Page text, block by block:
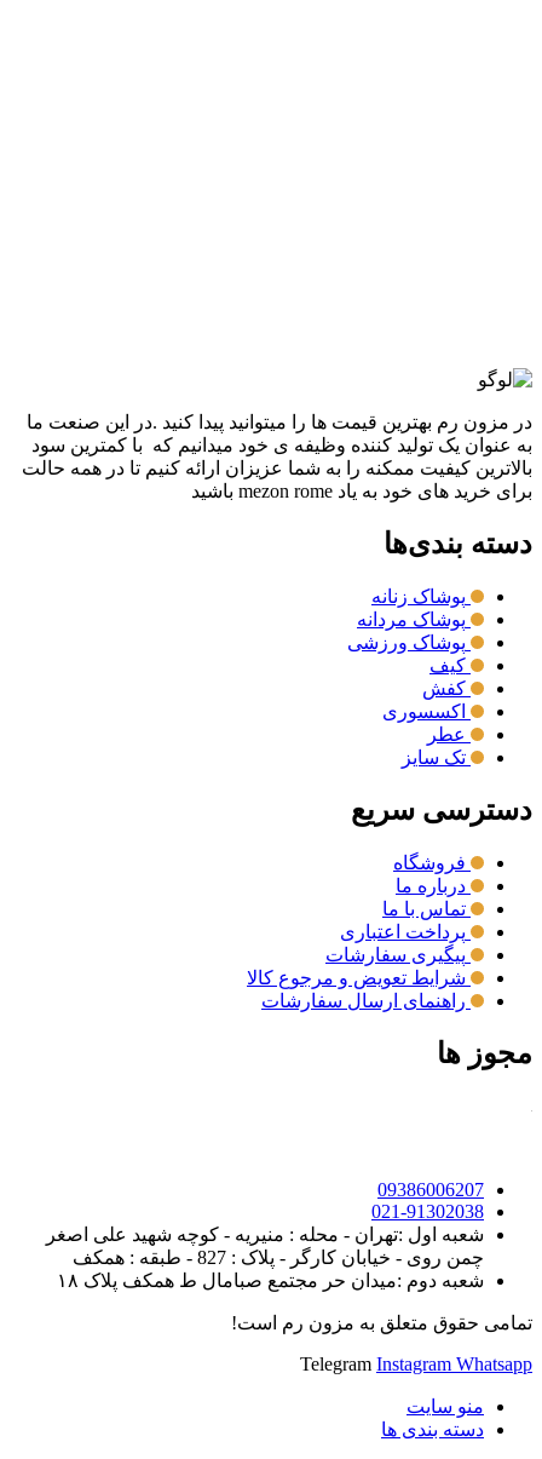
در مزون رم بهترین قیمت ها را میتوانید پیدا کنید .در این صنعت ما
به عنوان یک تولید کننده وظیفه ی خود میدانیم که با کمترین سود
بالاترین کیفیت ممکنه را به شما عزیزان ارائه کنیم تا در همه حالت
برای خرید های خود به یاد mezon rome باشید
دسته بندی‌ها
پوشاک زنانه
پوشاک مردانه
پوشاک ورزشی
کیف
کفش
اکسسوری
عطر
تک سایز
دسترسی سریع
فروشگاه
درباره ما
تماس با ما
پرداخت اعتباری
پیگیری سفارشات
شرایط تعویض و مرجوع کالا
راهنمای ارسال سفارشات
مجوز ها
09386006207
021-91302038
شعبه اول :تهران - محله : منیریه - کوچه شهید علی اصغر
چمن روی - خیابان کارگر - پلاک : 827 - طبقه : همکف
شعبه دوم :میدان حر مجتمع صبامال ط همکف پلاک ۱۸
تمامی حقوق متعلق به مزون رم است!
Telegram Instagram Whatsapp
منو سایت
دسته بندی ها